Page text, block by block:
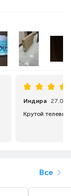
Индира
Все